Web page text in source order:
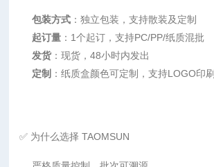
包装方式 ：独立包装，支持散装及定制
起订量 ：1个起订，支持PC/PP/纸质混批
发货：现货，48小时内发出
定制 ：纸质盒颜色可定制，支持LOGO印刷
✅ 为什么选择 TAOMSUN